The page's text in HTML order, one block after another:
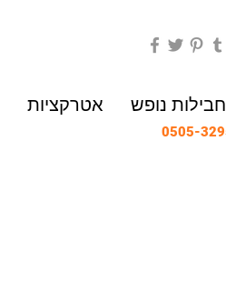
חבילות נופש אטרקציות